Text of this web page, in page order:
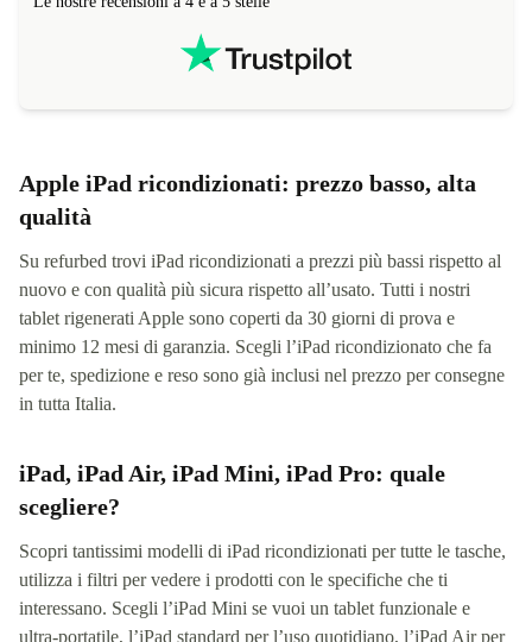
Apple iPad ricondizionati: prezzo basso, alta
qualità
Su refurbed trovi iPad ricondizionati a prezzi più bassi rispetto al
nuovo e con qualità più sicura rispetto all’usato. Tutti i nostri
tablet rigenerati Apple sono coperti da 30 giorni di prova e
minimo 12 mesi di garanzia. Scegli l’iPad ricondizionato che fa
per te, spedizione e reso sono già inclusi nel prezzo per consegne
in tutta Italia.
iPad, iPad Air, iPad Mini, iPad Pro: quale
scegliere?
Scopri tantissimi modelli di iPad ricondizionati per tutte le tasche,
utilizza i filtri per vedere i prodotti con le specifiche che ti
interessano. Scegli l’iPad Mini se vuoi un tablet funzionale e
ultra-portatile, l’iPad standard per l’uso quotidiano, l’iPad Air per